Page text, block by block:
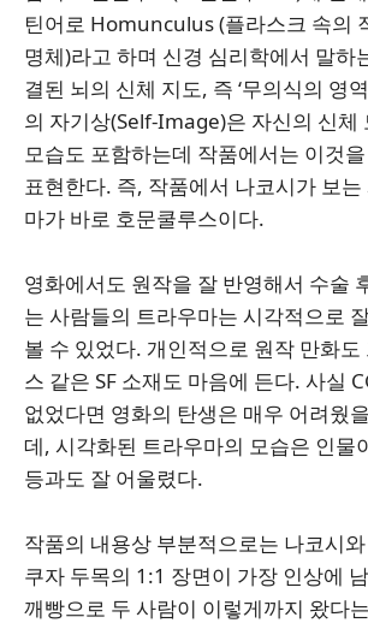
틴어로 Homunculus (플라스크 속의
명체)라고 하며 신경 심리학에서 말하
결된 뇌의 신체 지도, 즉 ‘무의식의 영
의 자기상(Self-Image)은 자신의 신체
모습도 포함하는데 작품에서는 이것
표현한다. 즉, 작품에서 나코시가 보
마가 바로 호문쿨루스이다.
영화에서도 원작을 잘 반영해서 수술
는 사람들의 트라우마는 시각적으로
볼 수 있었다. 개인적으로 원작 만화
스 같은 SF 소재도 마음에 든다. 사실
없었다면 영화의 탄생은 매우 어려웠
데, 시각화된 트라우마의 모습은 인물
등과도 잘 어울렸다.
작품의 내용상 부분적으로는 나코시
쿠자 두목의 1:1 장면이 가장 인상에
깨빵으로 두 사람이 이렇게까지 왔다